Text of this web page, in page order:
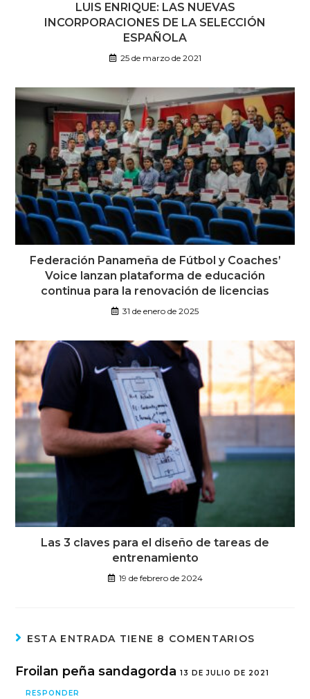
LUIS ENRIQUE: LAS NUEVAS
INCORPORACIONES DE LA SELECCIÓN
ESPAÑOLA
25 de marzo de 2021
Federación Panameña de Fútbol y Coaches’
Voice lanzan plataforma de educación
continua para la renovación de licencias
31 de enero de 2025
Las 3 claves para el diseño de tareas de
entrenamiento
19 de febrero de 2024
ESTA ENTRADA TIENE 8 COMENTARIOS
Froilan peña sandagorda13 DE JULIO DE 2021
RESPONDER